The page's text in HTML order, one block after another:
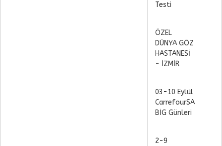
Testi
ÖZEL
DÜNYA GÖZ
HASTANESİ
- İZMİR
03-10 Eylül
CarrefourSA
BİG Günleri
2-9